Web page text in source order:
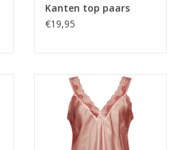
Kanten top paars
€19,95